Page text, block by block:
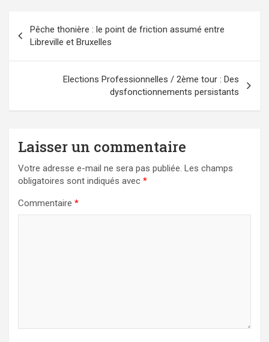
de
l’article
Pêche thonière : le point de friction assumé entre
Libreville et Bruxelles
Elections Professionnelles / 2ème tour : Des
dysfonctionnements persistants
Laisser un commentaire
Votre adresse e-mail ne sera pas publiée. Les champs
obligatoires sont indiqués avec *
Commentaire *